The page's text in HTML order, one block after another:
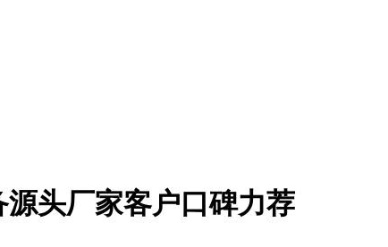
头厂家客户口碑力荐